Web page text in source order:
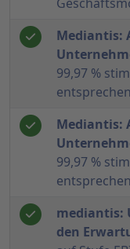
Mediantis:
99,97 %
Mediantis:
99,97 %
mediantis:
den